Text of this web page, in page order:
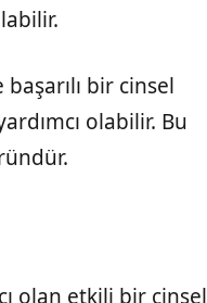
bir cinsel
olabilir. Bu
olan etkili bir cinsel